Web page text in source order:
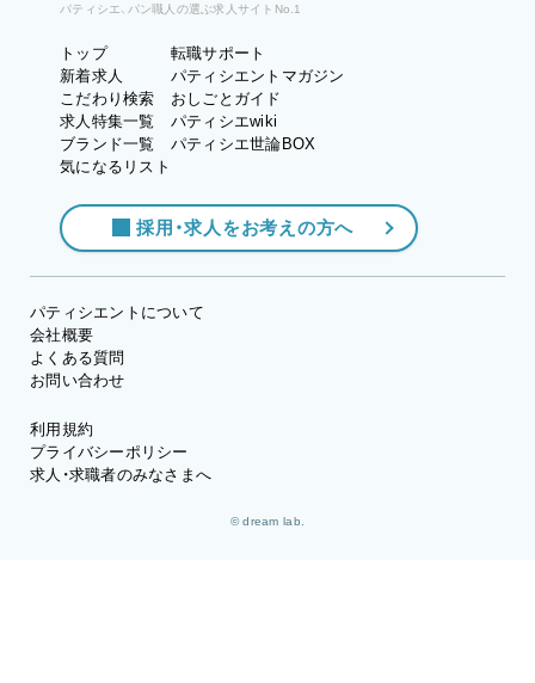
パティシエ、パン職人の選ぶ求人サイトNo.1
トップ
新着求人
こだわり検索
求人特集一覧
ブランド一覧
気になるリスト
転職サポート
パティシエントマガジン
おしごとガイド
パティシエwiki
パティシエ世論BOX
採用・求人をお考えの方へ
パティシエントについて
会社概要
よくある質問
お問い合わせ
利用規約
プライバシーポリシー
求人・求職者のみなさまへ
© dream lab.